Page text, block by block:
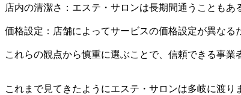
店内の清潔さ：エステ・サロンは長期間通うことも
価格設定：店舗によってサービスの価格設定が異な
これらの観点から慎重に選ぶことで、信頼できる事業
これまで見てきたようにエステ・サロンは多岐に渡り